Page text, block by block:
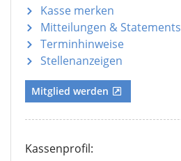
Kasse merken
Mitteilungen & Statements
Terminhinweise
Stellenanzeigen
Mitglied werden
Kassenprofil: